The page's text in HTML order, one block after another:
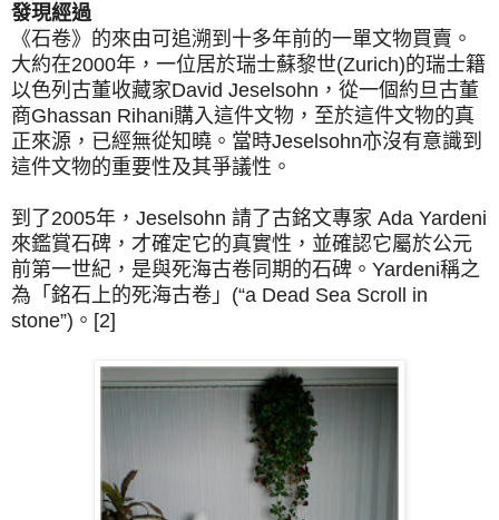
發現經過
《石卷》的來由可追溯到十多年前的一單文物買賣。
大約在2000年，一位居於瑞士蘇黎世(Zurich)的瑞士籍
以色列古董收藏家David Jeselsohn，從一個約旦古董
商Ghassan Rihani購入這件文物，至於這件文物的真
正來源，已經無從知曉。當時Jeselsohn亦沒有意識到
這件文物的重要性及其爭議性。
到了2005年，Jeselsohn 請了古銘文專家 Ada Yardeni
來鑑賞石碑，才確定它的真實性，並確認它屬於公元
前第一世紀，是與死海古卷同期的石碑。Yardeni稱之
為「銘石上的死海古卷」(“a Dead Sea Scroll in
stone”)。[2]